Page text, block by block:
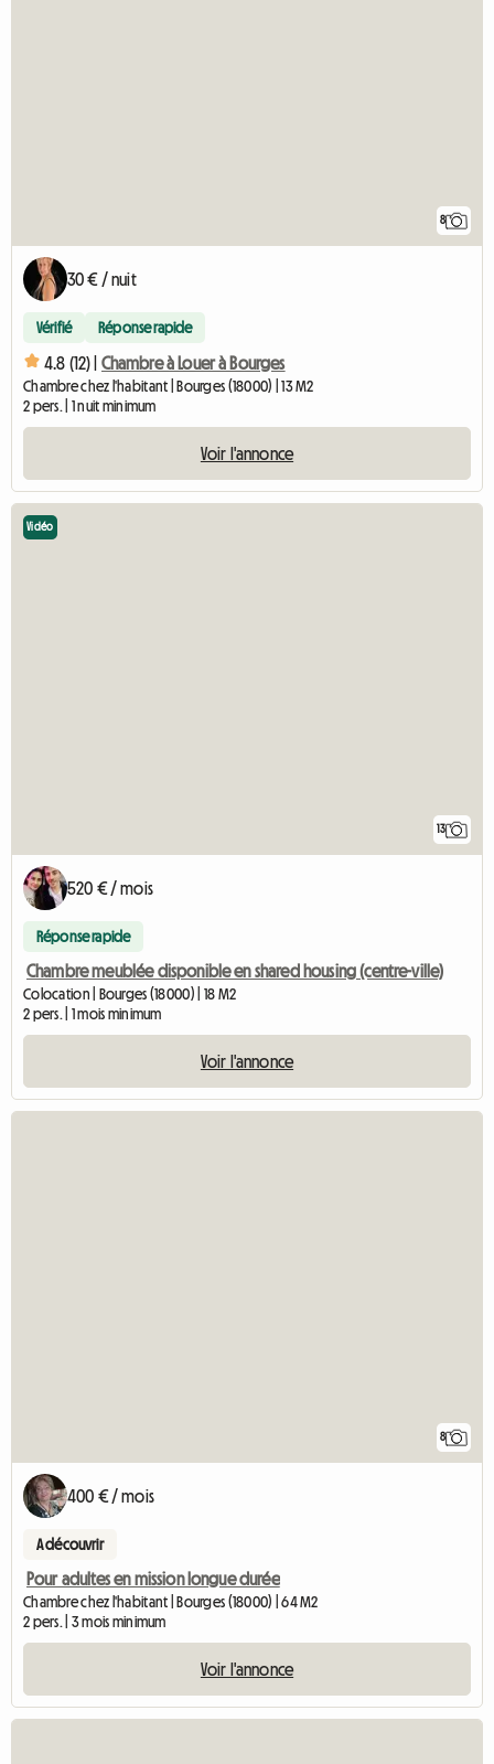
8
30 € / nuit
Vérifié Réponse rapide
4.8 (12) | Chambre à Louer à Bourges
Chambre chez l'habitant | Bourges (18000) | 13 M2
2 pers. | 1 nuit minimum
Voir l'annonce
13
Vidéo
520 € / mois
Réponse rapide
Chambre meublée disponible en shared housing (centre-ville)
Colocation | Bourges (18000) | 18 M2
2 pers. | 1 mois minimum
Voir l'annonce
8
400 € / mois
A découvrir
Pour adultes en mission longue durée
Chambre chez l'habitant | Bourges (18000) | 64 M2
2 pers. | 3 mois minimum
Voir l'annonce